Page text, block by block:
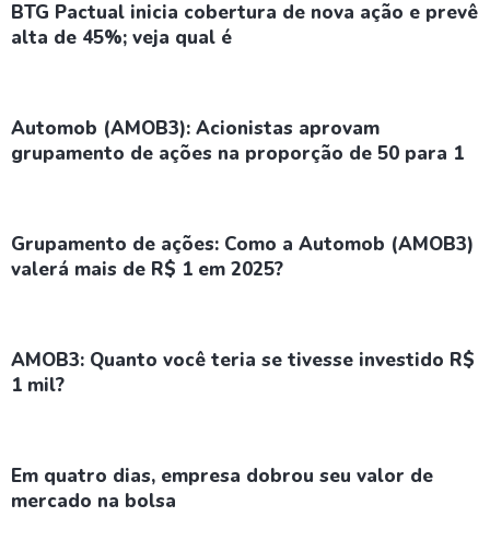
BTG Pactual inicia cobertura de nova ação e prevê
alta de 45%; veja qual é
Automob (AMOB3): Acionistas aprovam
grupamento de ações na proporção de 50 para 1
Grupamento de ações: Como a Automob (AMOB3)
valerá mais de R$ 1 em 2025?
AMOB3: Quanto você teria se tivesse investido R$
1 mil?
Em quatro dias, empresa dobrou seu valor de
mercado na bolsa